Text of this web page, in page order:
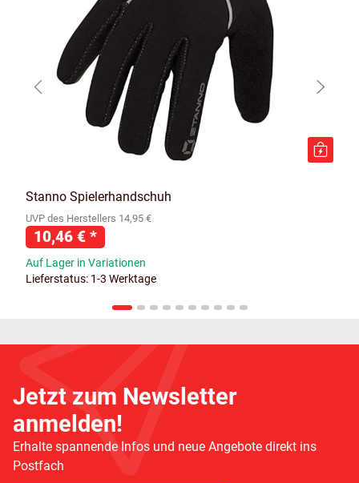
Stanno Spielerhandschuh
UVP des Herstellers 14,95 €
10,46 € *
Auf Lager in Variationen
Lieferstatus: 1-3 Werktage
Jetzt zum Newsletter
anmelden!
Erhalte spannende Infos und neue Angebote direkt ins
Postfach